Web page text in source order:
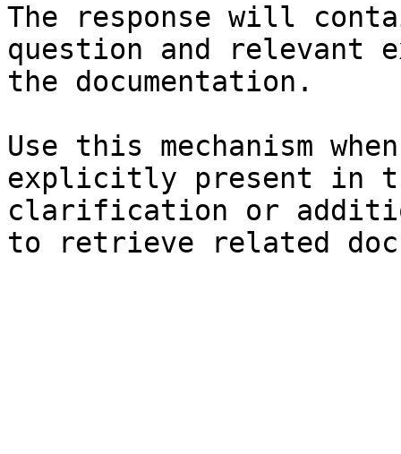
The response will
question and relevant
the documentation.
Use this mechanism
explicitly present in
clarification or